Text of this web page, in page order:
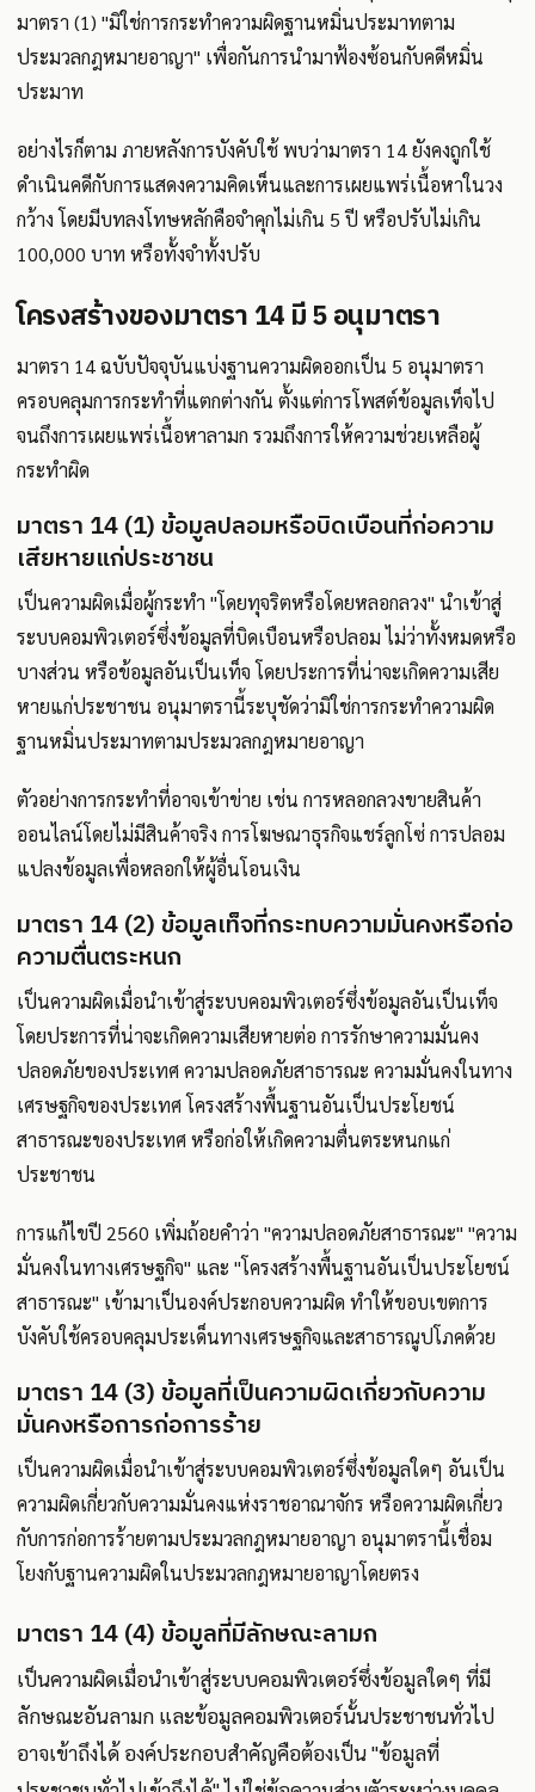
มาตรา (1) "มิใช่การกระทำความผิดฐานหมิ่นประมาทตาม
ประมวลกฎหมายอาญา" เพื่อกันการนำมาฟ้องซ้อนกับคดีหมิ่น
ประมาท
อย่างไรก็ตาม ภายหลังการบังคับใช้ พบว่ามาตรา 14 ยังคงถูกใช้
ดำเนินคดีกับการแสดงความคิดเห็นและการเผยแพร่เนื้อหาในวง
กว้าง โดยมีบทลงโทษหลักคือจำคุกไม่เกิน 5 ปี หรือปรับไม่เกิน
100,000 บาท หรือทั้งจำทั้งปรับ
โครงสร้างของมาตรา 14 มี 5 อนุมาตรา
มาตรา 14 ฉบับปัจจุบันแบ่งฐานความผิดออกเป็น 5 อนุมาตรา
ครอบคลุมการกระทำที่แตกต่างกัน ตั้งแต่การโพสต์ข้อมูลเท็จไป
จนถึงการเผยแพร่เนื้อหาลามก รวมถึงการให้ความช่วยเหลือผู้
กระทำผิด
มาตรา 14 (1) ข้อมูลปลอมหรือบิดเบือนที่ก่อความ
เสียหายแก่ประชาชน
เป็นความผิดเมื่อผู้กระทำ "โดยทุจริตหรือโดยหลอกลวง" นำเข้าสู่
ระบบคอมพิวเตอร์ซึ่งข้อมูลที่บิดเบือนหรือปลอม ไม่ว่าทั้งหมดหรือ
บางส่วน หรือข้อมูลอันเป็นเท็จ โดยประการที่น่าจะเกิดความเสีย
หายแก่ประชาชน อนุมาตรานี้ระบุชัดว่ามิใช่การกระทำความผิด
ฐานหมิ่นประมาทตามประมวลกฎหมายอาญา
ตัวอย่างการกระทำที่อาจเข้าข่าย เช่น การหลอกลวงขายสินค้า
ออนไลน์โดยไม่มีสินค้าจริง การโฆษณาธุรกิจแชร์ลูกโซ่ การปลอม
แปลงข้อมูลเพื่อหลอกให้ผู้อื่นโอนเงิน
มาตรา 14 (2) ข้อมูลเท็จที่กระทบความมั่นคงหรือก่อ
ความตื่นตระหนก
เป็นความผิดเมื่อนำเข้าสู่ระบบคอมพิวเตอร์ซึ่งข้อมูลอันเป็นเท็จ
โดยประการที่น่าจะเกิดความเสียหายต่อ การรักษาความมั่นคง
ปลอดภัยของประเทศ ความปลอดภัยสาธารณะ ความมั่นคงในทาง
เศรษฐกิจของประเทศ โครงสร้างพื้นฐานอันเป็นประโยชน์
สาธารณะของประเทศ หรือก่อให้เกิดความตื่นตระหนกแก่
ประชาชน
การแก้ไขปี 2560 เพิ่มถ้อยคำว่า "ความปลอดภัยสาธารณะ" "ความ
มั่นคงในทางเศรษฐกิจ" และ "โครงสร้างพื้นฐานอันเป็นประโยชน์
สาธารณะ" เข้ามาเป็นองค์ประกอบความผิด ทำให้ขอบเขตการ
บังคับใช้ครอบคลุมประเด็นทางเศรษฐกิจและสาธารณูปโภคด้วย
มาตรา 14 (3) ข้อมูลที่เป็นความผิดเกี่ยวกับความ
มั่นคงหรือการก่อการร้าย
เป็นความผิดเมื่อนำเข้าสู่ระบบคอมพิวเตอร์ซึ่งข้อมูลใดๆ อันเป็น
ความผิดเกี่ยวกับความมั่นคงแห่งราชอาณาจักร หรือความผิดเกี่ยว
กับการก่อการร้ายตามประมวลกฎหมายอาญา อนุมาตรานี้เชื่อม
โยงกับฐานความผิดในประมวลกฎหมายอาญาโดยตรง
มาตรา 14 (4) ข้อมูลที่มีลักษณะลามก
เป็นความผิดเมื่อนำเข้าสู่ระบบคอมพิวเตอร์ซึ่งข้อมูลใดๆ ที่มี
ลักษณะอันลามก และข้อมูลคอมพิวเตอร์นั้นประชาชนทั่วไป
อาจเข้าถึงได้ องค์ประกอบสำคัญคือต้องเป็น "ข้อมูลที่